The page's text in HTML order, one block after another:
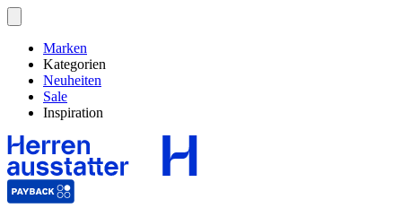
Marken
Kategorien
Neuheiten
Sale
Inspiration